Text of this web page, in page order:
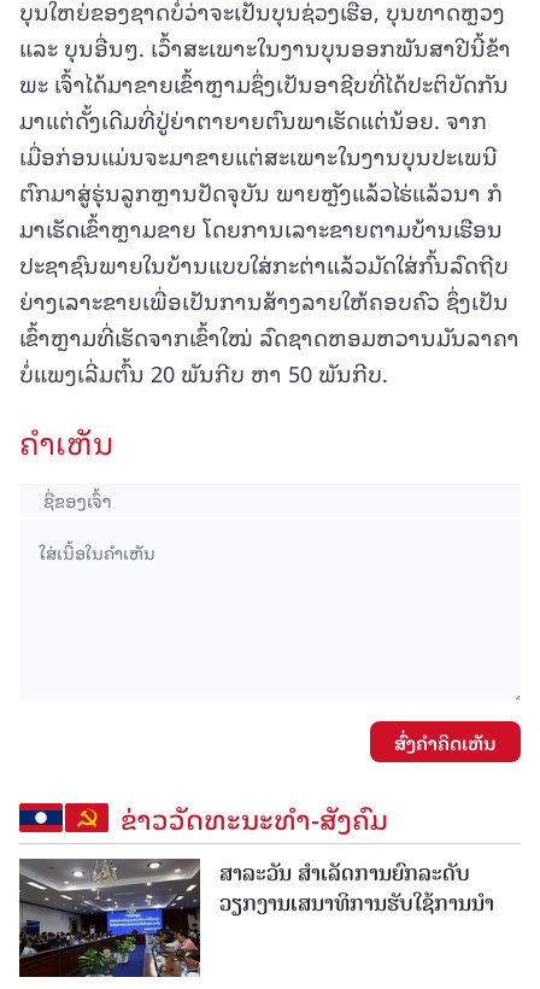
ບຸນໃຫຍ່ຂອງຊາດບໍ່ວ່າຈະເປັນບຸນຊ່ວງເຮືອ, ບຸນທາດຫຼວງ
ແລະ ບຸນອື່ນໆ. ເວົ້າສະເພາະໃນງານບຸນອອກພັນສາປີນີ້ຂ້າ
ພະ ເຈົ້າໄດ້ມາຂາຍເຂົ້າຫຼາມຊຶ່ງເປັນອາຊີບທີ່ໄດ້ປະຕິບັດກັນ
ມາແຕ່ດັ້ງເດີມທີ່ປູ່ຍ່າຕາຍາຍຕົນພາເຮັດແຕ່ນ້ອຍ. ຈາກ
ເມື່ອກ່ອນແມ່ນຈະມາຂາຍແຕ່ສະເພາະໃນງານບຸນປະເພນີ
ຕົກມາສູ່ຮຸ່ນລູກຫຼານປັດຈຸບັນ ພາຍຫຼັງແລ້ວໄຮ່ແລ້ວນາ ກໍ
ມາເຮັດເຂົ້າຫຼາມຂາຍ ໂດຍການເລາະຂາຍຕາມບ້ານເຮືອນ
ປະຊາຊົນພາຍໃນບ້ານແບບໃສ່ກະຕ່າແລ້ວມັດໃສ່ກົ້ນລົດຖີບ
ຍ່າງເລາະຂາຍເພື່ອເປັນການສ້າງລາຍໃຫ້ຄອບຄົວ ຊຶ່ງເປັນ
ເຂົ້າຫຼາມທີ່ເຮັດຈາກເຂົ້າໃໝ່ ລົດຊາດຫອມຫວານມັນລາຄາ
ບໍ່ແພງເລີ່ມຕົ້ນ 20 ພັນກີບ ຫາ 50 ພັນກີບ.
ຄໍາເຫັນ
ສົ່ງຄໍາຄິດເຫັນ
ຂ່າວວັດທະນະທຳ-ສັງຄົມ
ສາລະວັນ ສໍາເລັດການຍົກລະດັບ
ວຽກງານເສນາທິການຮັບໃຊ້ການນໍາ